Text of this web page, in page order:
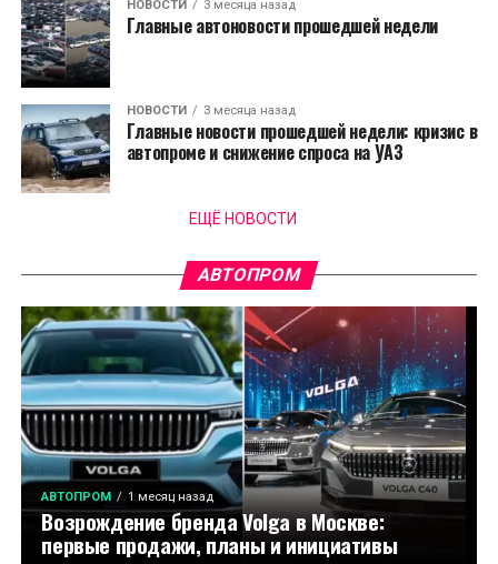
НОВОСТИ 3 месяца назад
Главные автоновости прошедшей недели
НОВОСТИ 3 месяца назад
Главные новости прошедшей недели: кризис в
автопроме и снижение спроса на УАЗ
ЕЩЁ НОВОСТИ
АВТОПРОМ
АВТОПРОМ 1 месяц назад
Возрождение бренда Volga в Москве:
первые продажи, планы и инициативы